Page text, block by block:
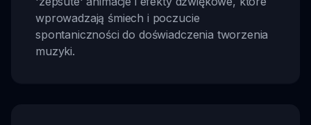
wprowadzają śmiech i poczucie
spontaniczności do doświadczenia tworzenia
muzyki.